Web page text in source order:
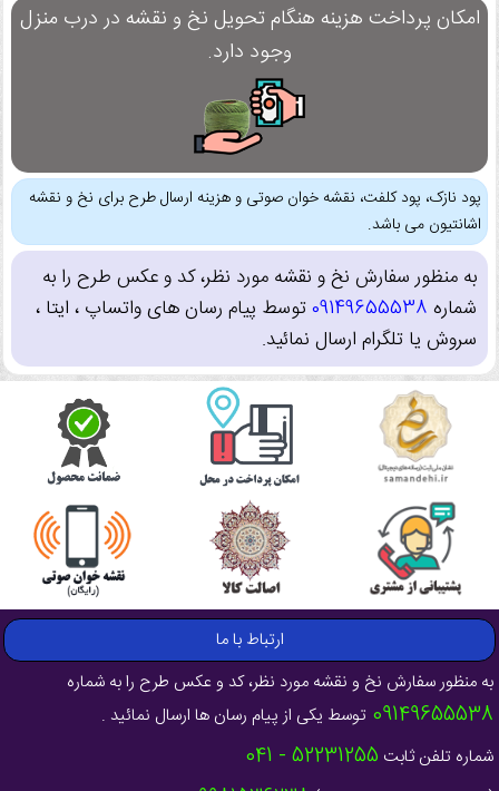
امکان پرداخت هزینه هنگام تحویل نخ و نقشه در درب منزل
وجود دارد.
پود نازک، پود کلفت، نقشه خوان صوتی و هزینه ارسال طرح برای نخ و نقشه
اشانتیون می باشد.
به منظور سفارش نخ و نقشه مورد نظر، کد و عکس طرح را به
شماره 09149655538توسط پیام رسان های واتساپ ، ایتا ،
سروش یا تلگرام ارسال نمائید.
ارتباط با ما
به منظور سفارش نخ و نقشه مورد نظر، کد و عکس طرح را به شماره
09149655538 توسط یکی از پیام رسان ها ارسال نمائید .
شماره تلفن ثابت 52231255 - 041